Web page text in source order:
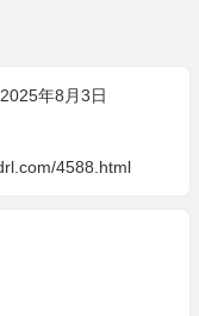
年8月3日
4588.html